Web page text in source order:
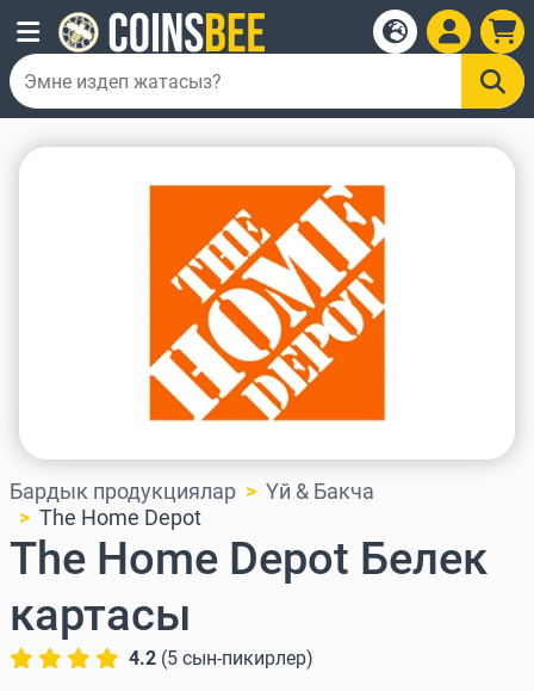
Бардык продукциялар
Үй & Бакча
The Home Depot
The Home Depot Белек
картасы
4.2 (5 сын-пикирлер)